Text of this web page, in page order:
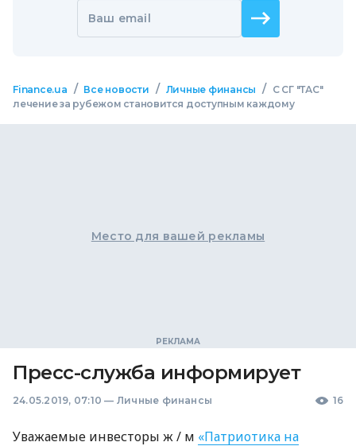
Ваш email
Finance.ua / Все новости / Личные финансы /
С СГ "ТАС"
лечение за рубежом становится доступным каждому
Место для вашей рекламы
Пресс-служба информирует
24.05.2019, 07:10 — Личные финансы 16
Уважаемые инвесторы ж / м «Патриотика на